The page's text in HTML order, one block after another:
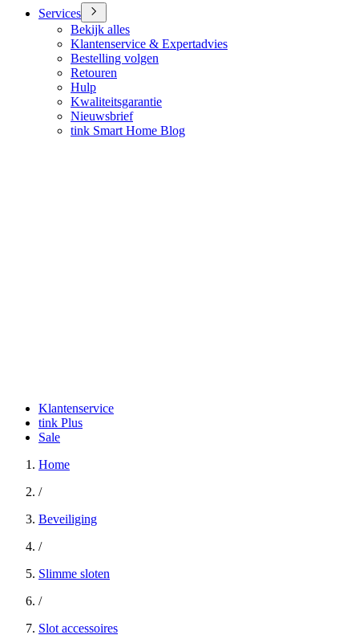
Services
Bekijk alles
Klantenservice & Expertadvies
Bestelling volgen
Retouren
Hulp
Kwaliteitsgarantie
Nieuwsbrief
tink Smart Home Blog
Klantenservice
tink Plus
Sale
Home
/
Beveiliging
/
Slimme sloten
/
Slot accessoires